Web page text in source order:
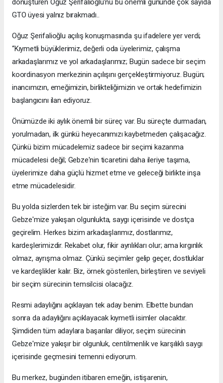
dönüştüren Oğuz Şerifalioğlu’nu bu önemli gününde çok sayıda
GTO üyesi yalnız bırakmadı..
Oğuz Şerifalioğlu açılış konuşmasında şu ifadelere yer verdi;
“Kıymetli büyüklerimiz, değerli oda üyelerimiz, çalışma
arkadaşlarımız ve yol arkadaşlarımız; Bugün sadece bir seçim
koordinasyon merkezinin açılışını gerçekleştirmiyoruz. Bugün;
inancımızın, emeğimizin, birlikteliğimizin ve ortak hedefimizin
başlangıcını ilan ediyoruz.
Önümüzde iki aylık önemli bir süreç var. Bu süreçte durmadan,
yorulmadan, ilk günkü heyecanımızı kaybetmeden çalışacağız.
Çünkü bizim mücadelemiz sadece bir seçimi kazanma
mücadelesi değil; Gebze'nin ticaretini daha ileriye taşıma,
üyelerimize daha güçlü hizmet etme ve geleceği birlikte inşa
etme mücadelesidir.
Bu yolda sizlerden tek bir isteğim var. Bu seçim sürecini
Gebze'mize yakışan olgunlukta, saygı içerisinde ve dostça
geçirelim. Herkes bizim arkadaşlarımız, dostlarımız,
kardeşlerimizdir. Rekabet olur, fikir ayrılıkları olur; ama kırgınlık
olmaz, ayrışma olmaz. Çünkü seçimler gelip geçer, dostluklar
ve kardeşlikler kalır. Biz, örnek gösterilen, birleştiren ve seviyeli
bir seçim sürecinin temsilcisi olacağız.
Resmi adaylığını açıklayan tek aday benim. Elbette bundan
sonra da adaylığını açıklayacak kıymetli isimler olacaktır.
Şimdiden tüm adaylara başarılar diliyor, seçim sürecinin
Gebze'mize yakışır bir olgunluk, centilmenlik ve karşılıklı saygı
içerisinde geçmesini temenni ediyorum.
Bu merkez, bugünden itibaren emeğin, istişarenin,